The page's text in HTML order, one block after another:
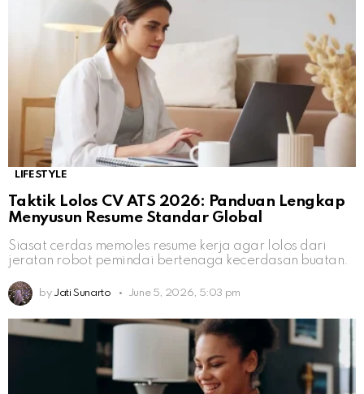
LIFESTYLE
Taktik Lolos CV ATS 2026: Panduan Lengkap
Menyusun Resume Standar Global
Siasat cerdas memoles resume kerja agar lolos dari
jeratan robot pemindai bertenaga kecerdasan buatan.
by Jati Sunarto June 5, 2026, 5:03 pm